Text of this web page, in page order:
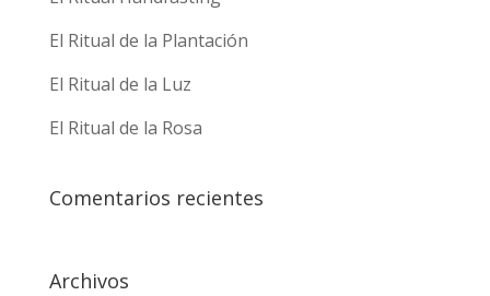
El Ritual de la Plantación
El Ritual de la Luz
El Ritual de la Rosa
Comentarios recientes
Archivos